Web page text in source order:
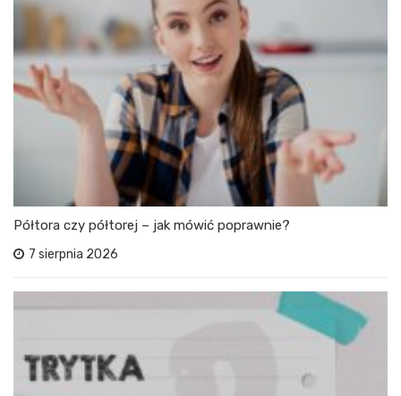
Półtora czy półtorej – jak mówić poprawnie?
7 sierpnia 2026